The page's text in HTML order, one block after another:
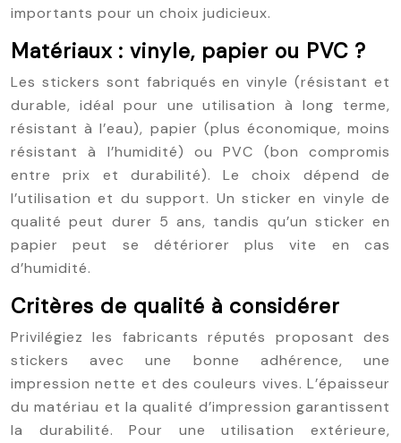
importants pour un choix judicieux.
Matériaux : vinyle, papier ou PVC ?
Les stickers sont fabriqués en vinyle (résistant et
durable, idéal pour une utilisation à long terme,
résistant à l’eau), papier (plus économique, moins
résistant à l’humidité) ou PVC (bon compromis
entre prix et durabilité). Le choix dépend de
l’utilisation et du support. Un sticker en vinyle de
qualité peut durer 5 ans, tandis qu’un sticker en
papier peut se détériorer plus vite en cas
d’humidité.
Critères de qualité à considérer
Privilégiez les fabricants réputés proposant des
stickers avec une bonne adhérence, une
impression nette et des couleurs vives. L’épaisseur
du matériau et la qualité d’impression garantissent
la durabilité. Pour une utilisation extérieure,